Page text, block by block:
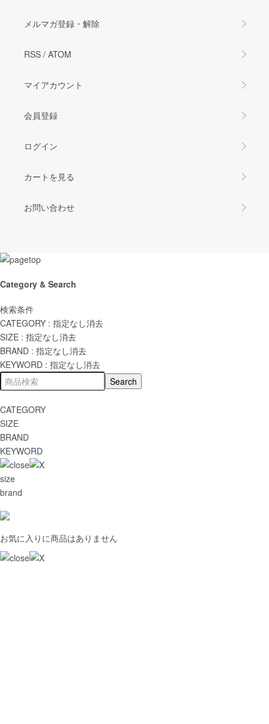
メルマガ登録・解除
RSS / ATOM
マイアカウント
会員登録
ログイン
カートを見る
お問い合わせ
Category & Search
検索条件
CATEGORY : 指定なし消去
SIZE : 指定なし消去
BRAND : 指定なし消去
KEYWORD : 指定なし消去
CATEGORY
SIZE
BRAND
KEYWORD
size
brand
お気に入りに商品はありません